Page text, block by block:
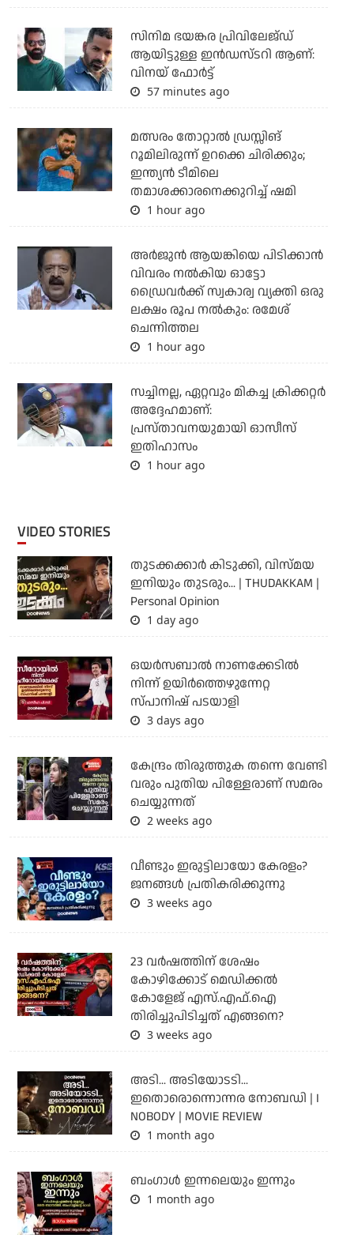
സിനിമ ഭയങ്കര പ്രിവിലേജ്ഡ്
ആയിട്ടുള്ള ഇൻഡസ്ടറി ആണ്:
വിനയ് ഫോർട്ട്
57 minutes ago
മത്സരം തോറ്റാല്‍ ഡ്രസ്സിങ്
റൂമിലിരുന്ന് ഉറക്കെ ചിരിക്കും;
ഇന്ത്യന്‍ ടീമിലെ
തമാശക്കാരനെക്കുറിച്ച് ഷമി
1 hour ago
അര്‍ജുന്‍ ആയങ്കിയെ പിടിക്കാന്‍
വിവരം നല്‍കിയ ഓട്ടോ
ഡ്രൈവര്‍ക്ക് സ്വകാര്വ വ്യക്തി ഒരു
ലക്ഷം രൂപ നല്‍കും: രമേശ്
ചെന്നിത്തല
1 hour ago
സച്ചിനല്ല, ഏറ്റവും മികച്ച ക്രിക്കറ്റര്‍
അദ്ദേഹമാണ്:
പ്രസ്താവനയുമായി ഓസീസ്
ഇതിഹാസം
1 hour ago
VIDEO STORIES
തുടക്കക്കാര്‍ കിടുക്കി, വിസ്മയ
ഇനിയും തുടരും... | THUDAKKAM |
Personal Opinion
1 day ago
ഒയര്‍സബാൽ നാണക്കേടിൽ
നിന്ന് ഉയിർത്തെഴുന്നേറ്റ
സ്പാനിഷ് പടയാളി
3 days ago
കേന്ദ്രം തിരുത്തുക തന്നെ വേണ്ടി
വരും പുതിയ പിള്ളേരാണ് സമരം
ചെയ്യുന്നത്
2 weeks ago
വീണ്ടും ഇരുട്ടിലായോ കേരളം?
ജനങ്ങൾ പ്രതികരിക്കുന്നു
3 weeks ago
23 വർഷത്തിന് ശേഷം
കോഴിക്കോട് മെഡിക്കൽ
കോളേജ് എസ്.എഫ്.ഐ
തിരിച്ചുപിടിച്ചത് എങ്ങനെ?
3 weeks ago
അടി... അടിയോടടി...
ഇതൊരൊന്നൊന്നര നോബഡി | I
NOBODY | MOVIE REVIEW
1 month ago
ബംഗാള്‍ ഇന്നലെയും ഇന്നും
1 month ago